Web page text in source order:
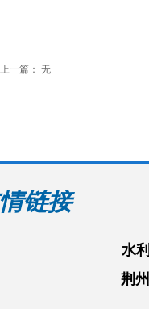
上一篇： 无
链接
水
荆